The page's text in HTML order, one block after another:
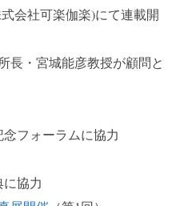
式会社可楽伽楽)にて連載開
長・宮城能彦教授が顧問と
念フォーラムに協力
に協力